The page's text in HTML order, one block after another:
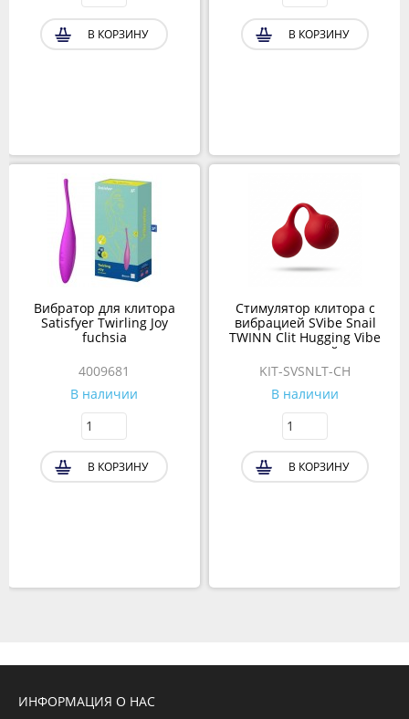
В КОРЗИНУ
Вибратор для клитора
Satisfyer Twirling Joy
fuchsia
4009681
В наличии
В КОРЗИНУ
В КОРЗИНУ
Стимулятор клитора с
вибрацией SVibe Snail
TWINN Clit Hugging Vibe
вишневый
KIT-SVSNLT-CH
В наличии
В КОРЗИНУ
ИНФОРМАЦИЯ О НАС